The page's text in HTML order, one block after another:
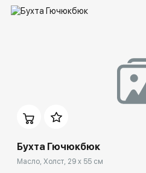
Бухта Гючюкбюк
Масло, Холст, 29 x 55 см